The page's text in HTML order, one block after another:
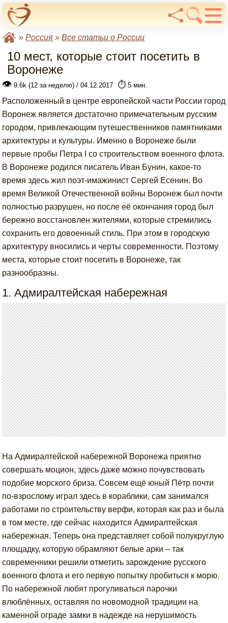
»Россия »Все статьи о России
10 мест, которые стоит посетить в
Воронеже
👁 9.6k (12 за неделю) / 04.12.2017 ⏱️ 5 мин.
Расположенный в центре европейской части России город
Воронеж является достаточно примечательным русским
городом, привлекающим путешественников памятниками
архитектуры и культуры. Именно в Воронеже были
первые пробы Петра I со строительством военного флота.
В Воронеже родился писатель Иван Бунин, какое-то
время здесь жил поэт-имажинист Сергей Есенин. Во
время Великой Отечественной войны Воронеж был почти
полностью разрушен, но после её окончания город был
бережно восстановлен жителями, которые стремились
сохранить его довоенный стиль. При этом в городскую
архитектуру вносились и черты современности. Поэтому
места, которые стоит посетить в Воронеже, так
разнообразны.
1. Адмиралтейская набережная
На Адмиралтейской набережной Воронежа приятно
совершать моцион, здесь даже можно почувствовать
подобие морского бриза. Совсем ещё юный Пётр почти
по-взрослому играл здесь в кораблики, сам занимался
работами по строительству верфи, которая как раз и была
в том месте, где сейчас находится Адмиралтейская
набережная. Теперь она представляет собой полукруглую
площадку, которую обрамляют белые арки – так
современники решили отметить зарождение русского
военного флота и его первую попытку пробиться к морю.
По набережной любят прогуливаться парочки
влюблённых, оставляя по новомодной традиции на
каменной ограде замки в надежде на нерушимость